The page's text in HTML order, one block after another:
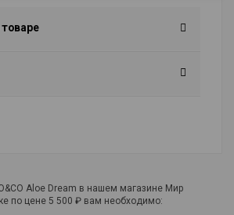
Aloe Dream в нашем магазине Мир
по цене 5 500 ₽ вам необходимо: